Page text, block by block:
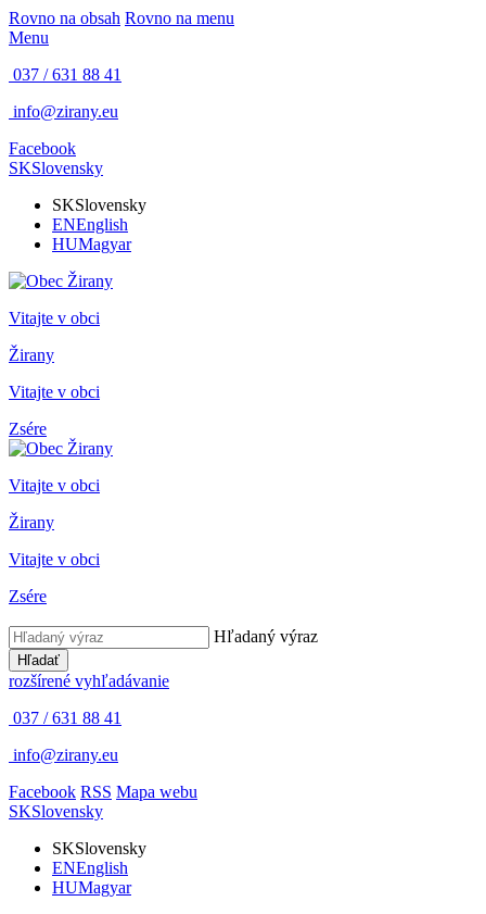
Rovno na obsah Rovno na menu
Menu
037 / 631 88 41
info@zirany.eu
Facebook
SKSlovensky
SKSlovensky
ENEnglish
HUMagyar
Vitajte v obci
Žirany
Vitajte v obci
Zsére
Vitajte v obci
Žirany
Vitajte v obci
Zsére
Hľadaný výraz
Hľadať
rozšírené vyhľadávanie
037 / 631 88 41
info@zirany.eu
Facebook RSS Mapa webu
SKSlovensky
SKSlovensky
ENEnglish
HUMagyar